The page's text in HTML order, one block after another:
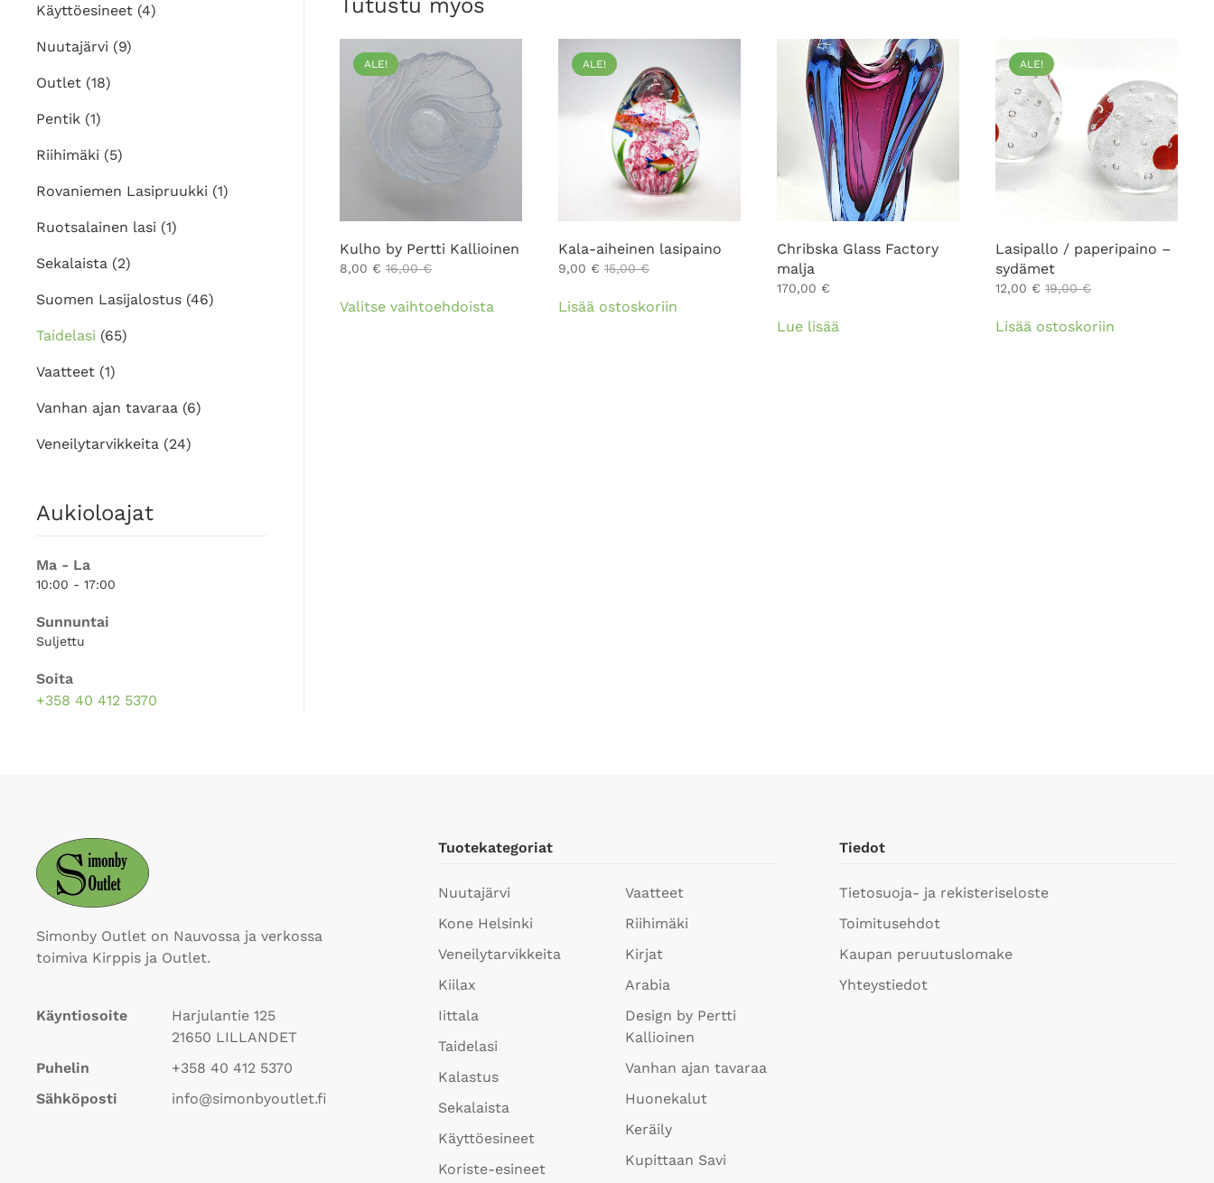
Tutustu myös
ALE!
Kulho by Pertti Kallioinen
8,00 € 16,00€
Valitse vaihtoehdoistatuotteella
ALE!
Kala-aiheinen lasipaino
9,00 € 15,00€
Lisää ostoskoriin
Chribska Glass Factory
malja
170,00 €
Lue lisää
ALE!
Lasipallo / paperipaino –
sydämet
12,00 € 19,00€
Lisää ostoskoriin
Käyttöesineet (4)
Nuutajärvi (9)
Outlet (18)
Pentik (1)
Riihimäki (5)
Rovaniemen Lasipruukki (1)
Ruotsalainen lasi (1)
Sekalaista (2)
Suomen Lasijalostus (46)
Taidelasi (65)
Vaatteet (1)
Vanhan ajan tavaraa (6)
Veneilytarvikkeita (24)
Aukioloajat
Ma - La
10:00 - 17:00
Sunnuntai
Suljettu
Soita
+358 40 412 5370
Simonby Outlet on Nauvossa ja verkossa
toimiva Kirppis ja Outlet.
Käyntiosoite
Harjulantie 125
21650 LILLANDET
Puhelin
+358 40 412 5370
Sähköposti
info@simonbyoutlet.fi
Tuotekategoriat
Nuutajärvi
Kone Helsinki
Veneilytarvikkeita
Kiilax
Iittala
Taidelasi
Kalastus
Sekalaista
Käyttöesineet
Koriste-esineet
Vaatteet
Riihimäki
Kirjat
Arabia
Design by Pertti
Kallioinen
Vanhan ajan tavaraa
Huonekalut
Keräily
Kupittaan Savi
Tiedot
Tietosuoja- ja rekisteriseloste
Toimitusehdot
Kaupan peruutuslomake
Yhteystiedot